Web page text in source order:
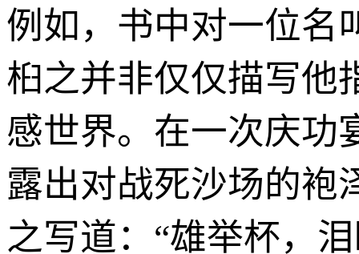
例如，书中对一位名
桕之并非仅仅描写他
感世界。在一次庆功
露出对战死沙场的袍
之写道：“雄举杯，